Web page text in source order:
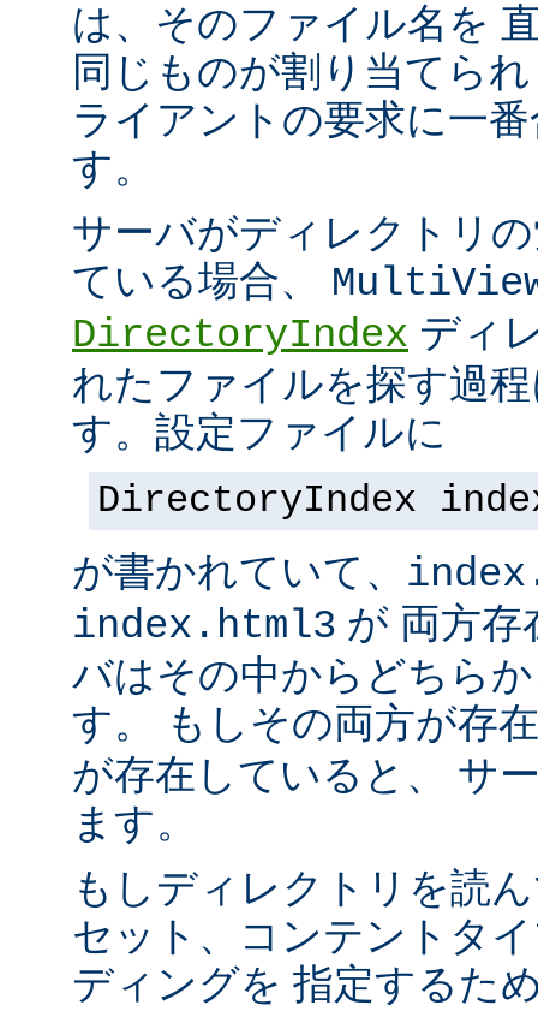
は、そのファイル名を
同じものが割り当てら
ライアントの要求に一
す。
サーバがディレクトリ
ている場合、
DirectoryIndex ディ
れたファイルを探す過
す。設定ファイルに
DirectoryIndex
が書かれていて、
index.html3 が 両方存
バはその中からどちら
す。 もしその両方が存
が存在していると、 サ
ます。
もしディレクトリを読
セット、コンテントタ
ディングを 指定するた